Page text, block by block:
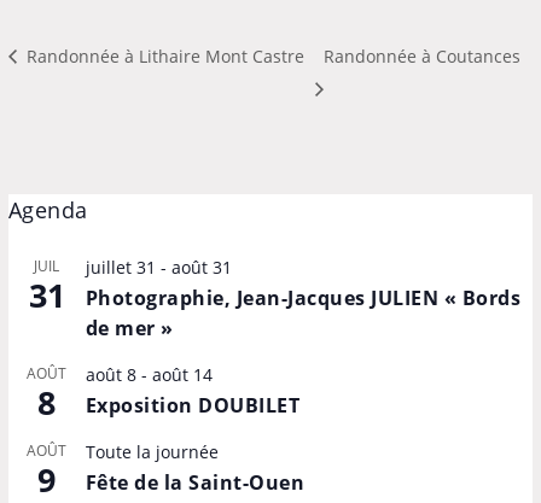
Randonnée à Lithaire Mont Castre Randonnée à Coutances
Agenda
JUIL
31
juillet 31 - août 31
Photographie, Jean-Jacques JULIEN « Bords
de mer »
AOÛT
8
août 8- août 14
Exposition DOUBILET
AOÛT
9
Toute la journée
Fête de la Saint-Ouen